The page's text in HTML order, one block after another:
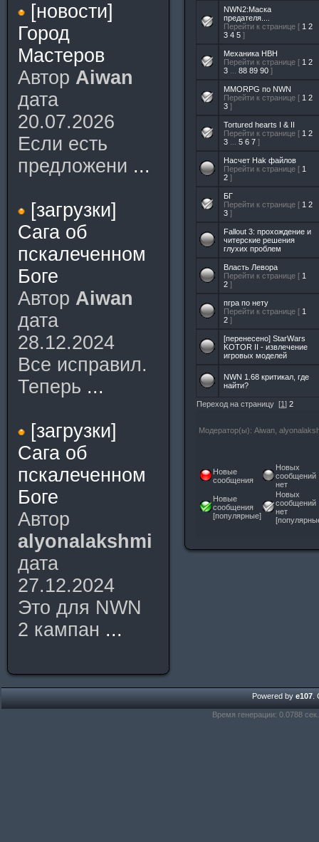
[новости]
Город
Мастеров
Автор Aiwan
дата
20.07.2026
Если есть
предложени ...
[загрузки]
Сага об
пскалеченном
Боге
Автор Aiwan
дата
28.12.2024
Все исправил.
Теперь ...
[загрузки]
Сага об
пскалеченном
Боге
Автор
alyonalakshmi
дата
27.12.2024
Это для NWN
2 кампан ...
NWN2:Маска
предателя....
Перейти к странице [ 1 2
3 4 5 ]
Механика НВН
Перейти к странице [ 1 2
3
88 89 90 ]
MMORPG по NWN
Перейти к странице [ 1 2
3 ]
Tortured hearts I & II
Перейти к странице [ 1 2
3
5 6 7 ]
Насчет Hak файлов
Перейти к странице [ 1
2 ]
БГ
Перейти к странице [ 1 2
3 ]
Fallout 3: прохождение и
читерские решения
глухих проблем
Власть Левора
Перейти к странице [ 1
2 ]
пгра по нету
Перейти к странице [ 1
2 ]
[перенесено] StarWars
KOTOR II - извлечение
игровых моделей
NWN 1.68 критикал, где
найти?
Переход на страницу [1] 2
Модератор(ы): Aiwan,
Новые
сообщения
Новых
сообщений
нет
Новые
сообщения
[популярные]
Новых
сообщений
нет
Powered by e107
Время генерации: 0.0788